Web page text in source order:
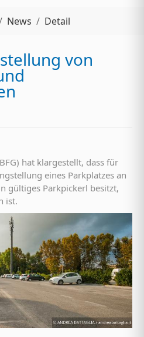
News Detail
von
hat klargestellt, dass für
eines Parkplatzes an
gültiges Parkpickerl besitzt,
ist.